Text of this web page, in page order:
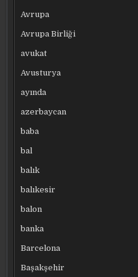
Avrupa
Avrupa Birliği
avukat
Avusturya
ayında
azerbaycan
baba
bal
balık
balıkesir
balon
banka
Barcelona
Başakşehir